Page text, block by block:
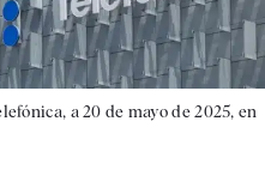
a 20 de mayo de 2025, en